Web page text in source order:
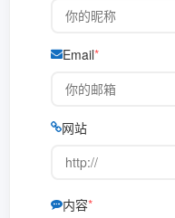
Email
网站
内容